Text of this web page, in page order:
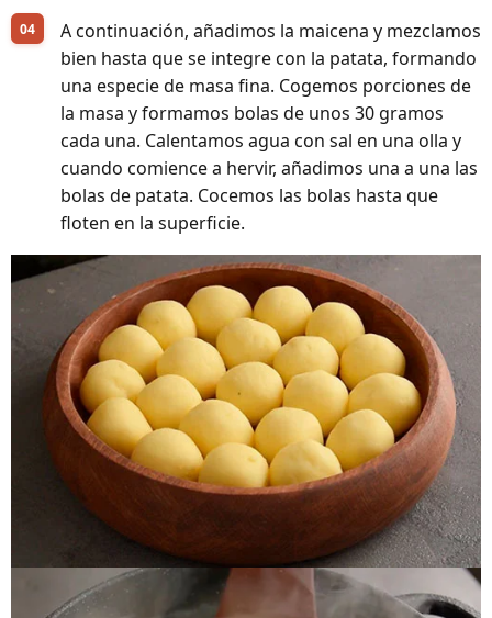
A continuación, añadimos la maicena y mezclamos
bien hasta que se integre con la patata, formando
una especie de masa fina. Cogemos porciones de
la masa y formamos bolas de unos 30 gramos
cada una. Calentamos agua con sal en una olla y
cuando comience a hervir, añadimos una a una las
bolas de patata. Cocemos las bolas hasta que
floten en la superficie.